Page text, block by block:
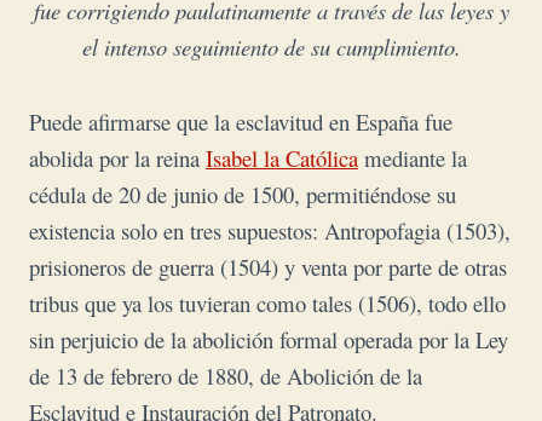
fue corrigiendo paulatinamente a través de las leyes y
el intenso seguimiento de su cumplimiento.
Puede afirmarse que la esclavitud en España fue
abolida por la reina Isabel la Católica mediante la
cédula de 20 de junio de 1500, permitiéndose su
existencia solo en tres supuestos: Antropofagia (1503),
prisioneros de guerra (1504) y venta por parte de otras
tribus que ya los tuvieran como tales (1506), todo ello
sin perjuicio de la abolición formal operada por la Ley
de 13 de febrero de 1880, de Abolición de la
Esclavitud e Instauración del Patronato.